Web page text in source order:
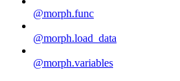
@morph.func
@morph.load_data
@morph.variables